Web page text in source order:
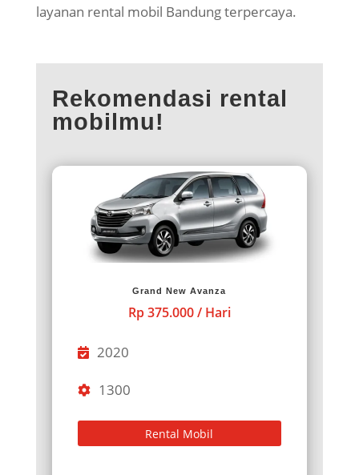
layanan rental mobil Bandung terpercaya.
Rekomendasi rental
mobilmu!
Grand New Avanza
Rp 375.000 / Hari
2020
1300
Rental Mobil